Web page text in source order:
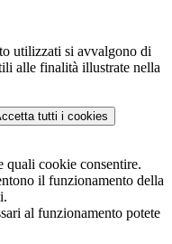
utilizzati si avvalgono di
alle finalità illustrate nella
tutti i cookies
quali cookie consentire.
il funzionamento della
al funzionamento potete